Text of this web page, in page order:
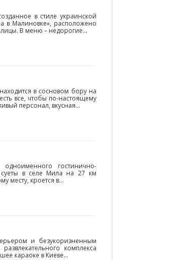
в стиле украинской
в Малиновке», расположено
В меню – недорогие...
в сосновом бору на
все, чтобы по-настоящему
персонал, вкусная...
гостинично-
суеты в селе Мила на 27 км
месту, кроется в...
и безукоризненным
комплекса
караоке в Киеве...